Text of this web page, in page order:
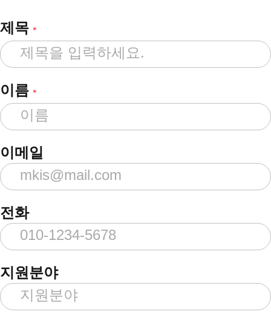
제목 *
이름 *
이메일
전화
지원분야